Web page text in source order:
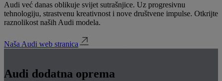
Audi već danas oblikuje svijet sutrašnjice. Uz progresivnu
tehnologiju, strastvenu kreativnost i nove društvene impulse. Otkrijte
raznolikost naših Audi modela.
Naša Audi web stranica
Audi dodatna oprema